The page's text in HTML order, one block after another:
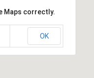
Maps correctly.
OK